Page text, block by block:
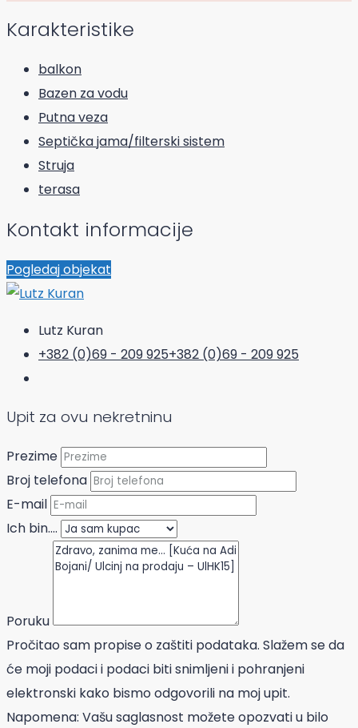
Karakteristike
balkon
Bazen za vodu
Putna veza
Septička jama/filterski sistem
Struja
terasa
Kontakt informacije
Pogledaj objekat
Lutz Kuran
+382 (0)69 - 209 925+382 (0)69 - 209 925
Upit za ovu nekretninu
Prezime
Broj telefona
E-mail
Ich bin....
Poruku
Pročitao sam propise o zaštiti podataka. Slažem se da
će moji podaci i podaci biti snimljeni i pohranjeni
elektronski kako bismo odgovorili na moj upit.
Napomena: Vašu saglasnost možete opozvati u bilo